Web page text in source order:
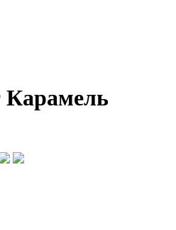
Карамель